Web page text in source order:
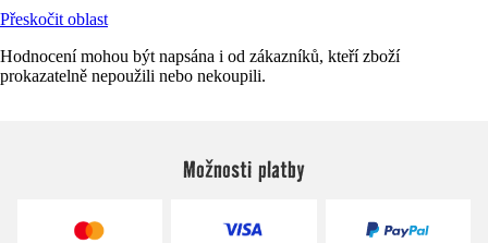
Přeskočit oblast
Hodnocení mohou být napsána i od zákazníků, kteří zboží
prokazatelně nepoužili nebo nekoupili.
Možnosti platby